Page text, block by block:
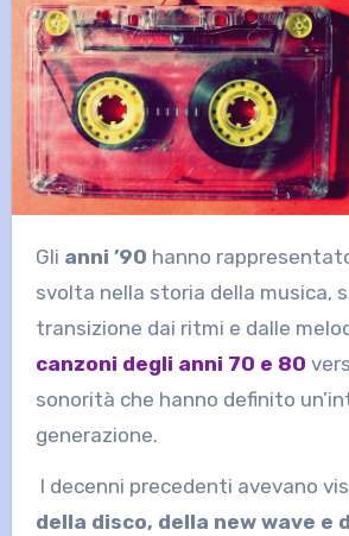
Gli anni ’90 hanno
svolta nella storia della musica,
transizione dai ritmi e dalle
canzoni degli anni 70 e 80
sonorità che hanno definito
generazione.
I decenni precedenti avevano
della disco, della new wave e